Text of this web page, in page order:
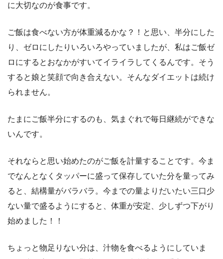
に大切なのが食事です。
ご飯は食べない方が体重減るかな？！と思い、半分にした
り、ゼロにしたりいろいろやっていましたが、私はご飯ゼ
ロにするとおなかがすいてイライラしてくるんです。そう
すると娘と笑顔で向き合えない。そんなダイエットは続け
られません。
たまにご飯半分にするのも、気まぐれで毎日継続ができな
いんです。
それならと思い始めたのがご飯を計量することです。今ま
でなんとなくタッパーに盛って保存していた分を量ってみ
ると、結構量がバラバラ。今までの量よりだいたい三口少
ない量で盛るようにすると、体重が安定、少しずつ下がり
始めました！！
ちょっと物足りない分は、汁物を食べるようにしていま